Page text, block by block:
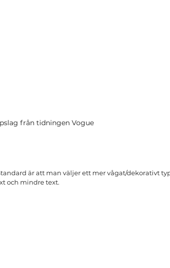
från tidningen Vogue
är att man väljer ett mer vågat/dekorativt
och mindre text.